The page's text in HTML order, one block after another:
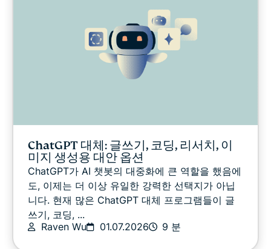
ChatGPT 대체: 글쓰기, 코딩, 리서치, 이
미지 생성용 대안 옵션
ChatGPT가 AI 챗봇의 대중화에 큰 역할을 했음에
도, 이제는 더 이상 유일한 강력한 선택지가 아닙
니다. 현재 많은 ChatGPT 대체 프로그램들이 글
쓰기, 코딩, ...
Raven Wu
01.07.2026 9 분